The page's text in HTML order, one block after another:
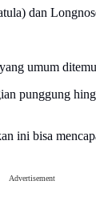
dan
umum
punggung
ini bisa
Advertisement